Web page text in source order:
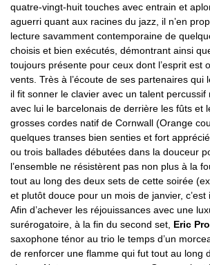
quatre-vingt-huit touches avec entrain et
aguerri quant aux racines du jazz, il n’en
lecture savamment contemporaine de
choisis et bien exécutés, démontrant ainsi
toujours présente pour ceux dont l’esprit est
vents. Très à l’écoute de ses partenaires qui
il fit sonner le clavier avec un talent
avec lui le barcelonais de derrière les fûts et
grosses cordes natif de Cornwall (Orange
quelques transes bien senties et fort
ou trois ballades débutées dans la douceur
l’ensemble ne résistèrent pas non plus à la
tout au long des deux sets de cette soirée
et plutôt douce pour un mois de janvier, c’est
Afin d’achever les réjouissances avec une
surérogatoire, à la fin du second set, Eric
saxophone ténor au trio le temps d’un
de renforcer une flamme qui fut tout au long